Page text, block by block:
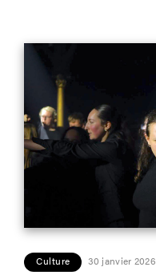
Culture 30 janvier 2026